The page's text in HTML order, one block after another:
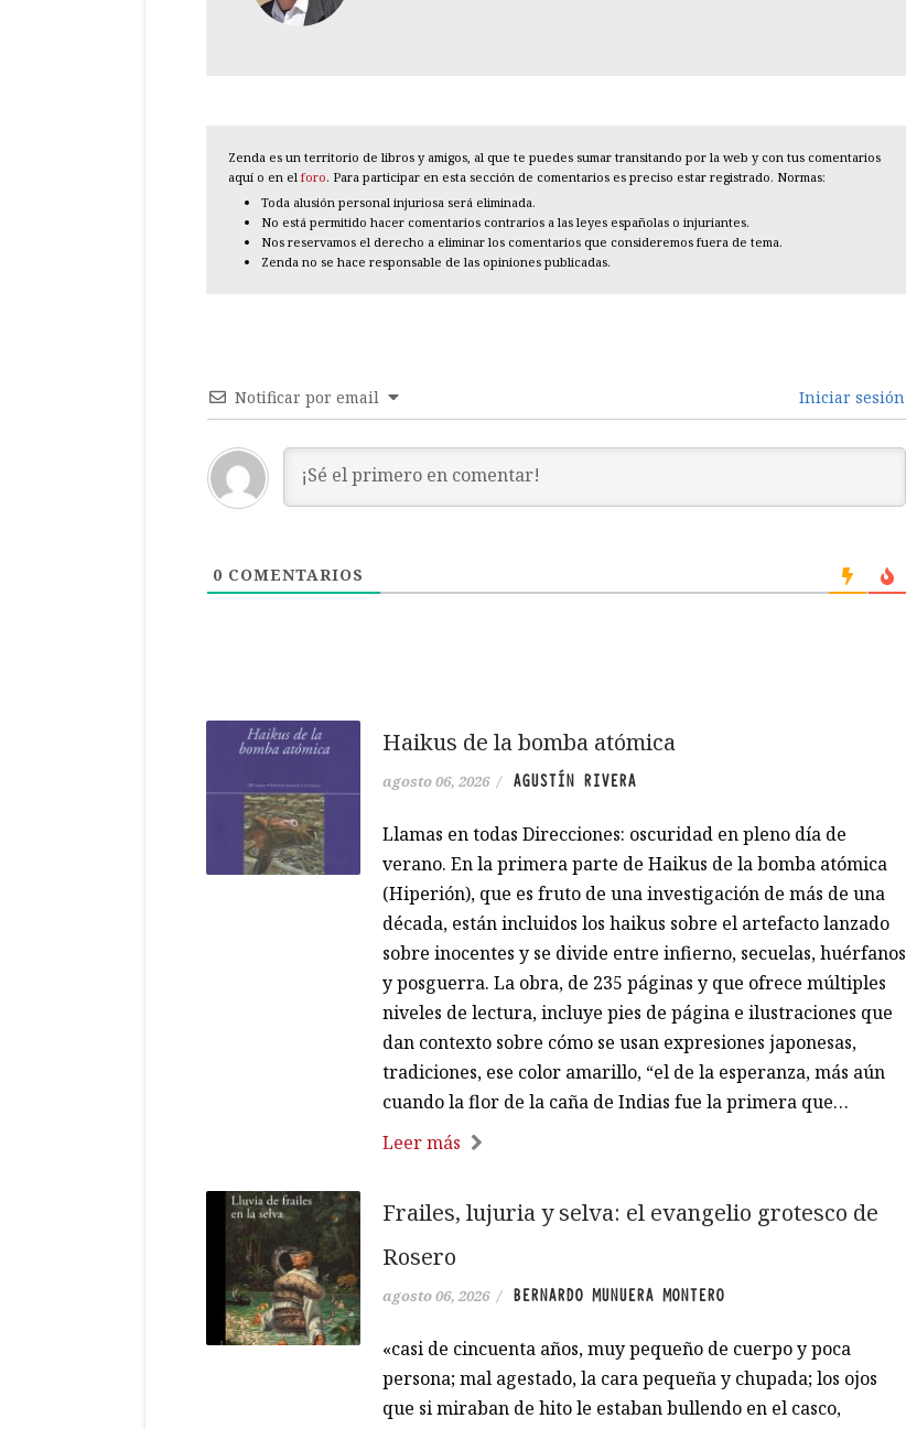
Zenda es un territorio de libros y amigos, al que te puedes sumar transitando por la web y con tus comentarios
aquí o en el foro. Para participar en esta sección de comentarios es preciso estar registrado. Normas:
Toda alusión personal injuriosa será eliminada.
No está permitido hacer comentarios contrarios a las leyes españolas o injuriantes.
Nos reservamos el derecho a eliminar los comentarios que consideremos fuera de tema.
Zenda no se hace responsable de las opiniones publicadas.
Notificar por email Iniciar sesión
0 COMENTARIOS
Haikus de la bomba atómica
agosto 06, 2026 / AGUSTÍN RIVERA
Llamas en todas Direcciones: oscuridad en pleno día de
verano. En la primera parte de Haikus de la bomba atómica
(Hiperión), que es fruto de una investigación de más de una
década, están incluidos los haikus sobre el artefacto lanzado
sobre inocentes y se divide entre infierno, secuelas, huérfanos
y posguerra. La obra, de 235 páginas y que ofrece múltiples
niveles de lectura, incluye pies de página e ilustraciones que
dan contexto sobre cómo se usan expresiones japonesas,
tradiciones, ese color amarillo, “el de la esperanza, más aún
cuando la flor de la caña de Indias fue la primera que…
Leer más
Frailes, lujuria y selva: el evangelio grotesco de
Rosero
agosto 06, 2026 / BERNARDO MUNUERA MONTERO
«casi de cincuenta años, muy pequeño de cuerpo y poca
persona; mal agestado, la cara pequeña y chupada; los ojos
que si miraban de hito le estaban bullendo en el casco,